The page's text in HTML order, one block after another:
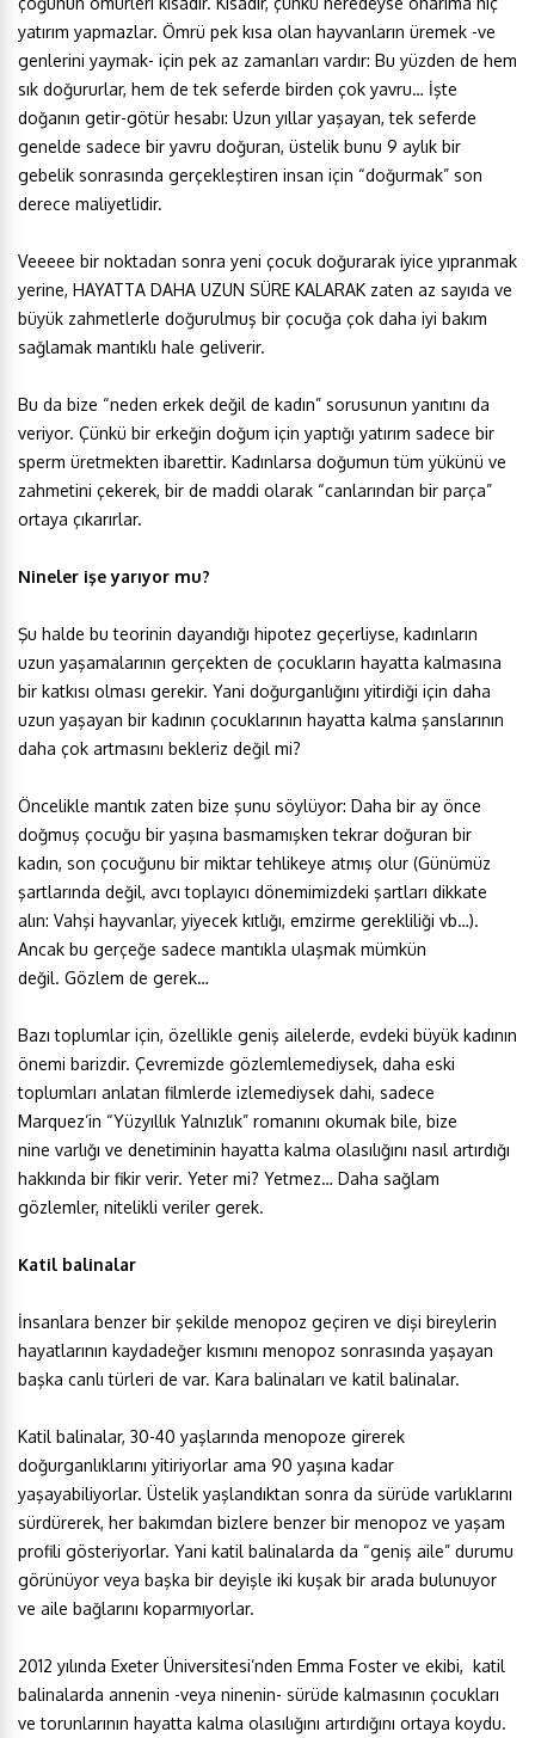
yatırım yapmazlar. Ömrü pek kısa olan hayvanların üremek -ve
genlerini yaymak- için pek az zamanları vardır: Bu yüzden de hem
sık doğururlar, hem de tek seferde birden çok yavru… İşte
doğanın getir-götür hesabı: Uzun yıllar yaşayan, tek seferde
genelde sadece bir yavru doğuran, üstelik bunu 9 aylık bir
gebelik sonrasında gerçekleştiren insan için “doğurmak” son
derece maliyetlidir.
Veeeee bir noktadan sonra yeni çocuk doğurarak iyice yıpranmak
yerine, HAYATTA DAHA UZUN SÜRE KALARAK zaten az sayıda ve
büyük zahmetlerle doğurulmuş bir çocuğa çok daha iyi bakım
sağlamak mantıklı hale geliverir.
Bu da bize “neden erkek değil de kadın” sorusunun yanıtını da
veriyor. Çünkü bir erkeğin doğum için yaptığı yatırım sadece bir
sperm üretmekten ibarettir. Kadınlarsa doğumun tüm yükünü ve
zahmetini çekerek, bir de maddi olarak “canlarından bir parça”
ortaya çıkarırlar.
Nineler işe yarıyor mu?
Şu halde bu teorinin dayandığı hipotez geçerliyse, kadınların
uzun yaşamalarının gerçekten de çocukların hayatta kalmasına
bir katkısı olması gerekir. Yani doğurganlığını yitirdiği için daha
uzun yaşayan bir kadının çocuklarının hayatta kalma şanslarının
daha çok artmasını bekleriz değil mi?
Öncelikle mantık zaten bize şunu söylüyor: Daha bir ay önce
doğmuş çocuğu bir yaşına basmamışken tekrar doğuran bir
kadın, son çocuğunu bir miktar tehlikeye atmış olur (Günümüz
şartlarında değil, avcı toplayıcı dönemimizdeki şartları dikkate
alın: Vahşi hayvanlar, yiyecek kıtlığı, emzirme gerekliliği vb…).
Ancak bu gerçeğe sadece mantıkla ulaşmak mümkün
değil. Gözlem de gerek…
Bazı toplumlar için, özellikle geniş ailelerde, evdeki büyük kadının
önemi barizdir. Çevremizde gözlemlemediysek, daha eski
toplumları anlatan filmlerde izlemediysek dahi, sadece
Marquez’in “Yüzyıllık Yalnızlık” romanını okumak bile, bize
nine varlığı ve denetiminin hayatta kalma olasılığını nasıl artırdığı
hakkında bir fikir verir. Yeter mi? Yetmez… Daha sağlam
gözlemler, nitelikli veriler gerek.
Katil balinalar
İnsanlara benzer bir şekilde menopoz geçiren ve dişi bireylerin
hayatlarının kaydadeğer kısmını menopoz sonrasında yaşayan
başka canlı türleri de var. Kara balinaları ve katil balinalar.
Katil balinalar, 30-40 yaşlarında menopoze girerek
doğurganlıklarını yitiriyorlar ama 90 yaşına kadar
yaşayabiliyorlar. Üstelik yaşlandıktan sonra da sürüde varlıklarını
sürdürerek, her bakımdan bizlere benzer bir menopoz ve yaşam
profili gösteriyorlar. Yani katil balinalarda da “geniş aile” durumu
görünüyor veya başka bir deyişle iki kuşak bir arada bulunuyor
ve aile bağlarını koparmıyorlar.
2012 yılında Exeter Üniversitesi’nden Emma Foster ve ekibi, katil
balinalarda annenin -veya ninenin- sürüde kalmasının çocukları
ve torunlarının hayatta kalma olasılığını artırdığını ortaya koydu.